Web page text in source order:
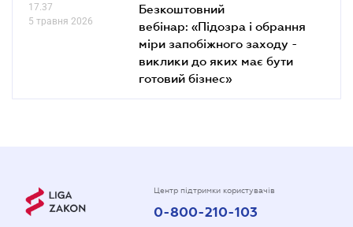
17.37
5 травня 2026
Безкоштовний
вебінар: «Підозра і обрання
міри запобіжного заходу -
виклики до яких має бути
готовий бізнес»
Центр підтримки користувачів
0-800-210-103